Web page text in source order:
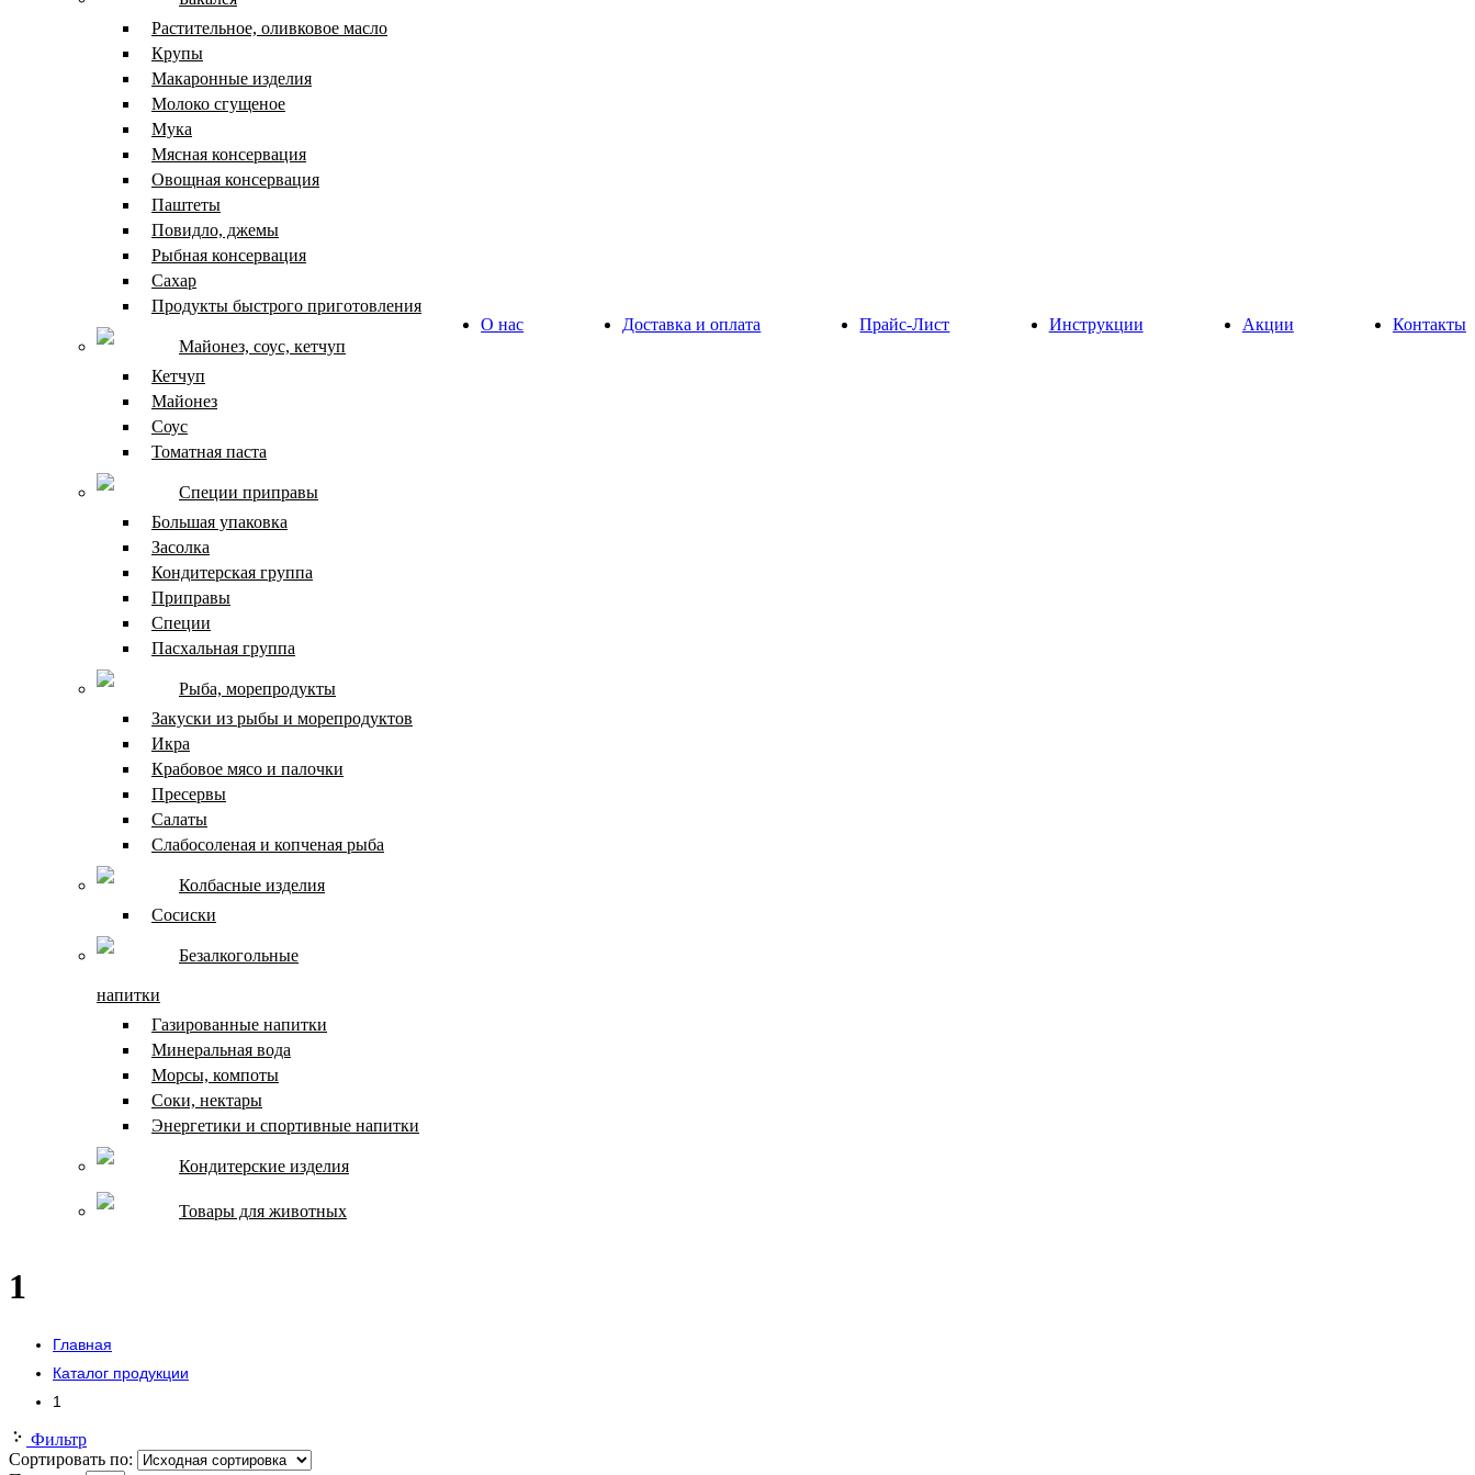
Растительное, оливковое масло
Крупы
Макаронные изделия
Молоко сгущеное
Мука
Мясная консервация
Овощная консервация
Паштеты
Повидло, джемы
Рыбная консервация
Сахар
Продукты быстрого приготовления
Майонез, соус, кетчуп
Кетчуп
Майонез
Соус
Томатная паста
Специи приправы
Большая упаковка
Засолка
Кондитерская группа
Приправы
Специи
Пасхальная группа
Рыба, морепродукты
Закуски из рыбы и морепродуктов
Икра
Крабовое мясо и палочки
Пресервы
Салаты
Слабосоленая и копченая рыба
Колбасные изделия
Сосиски
Безалкогольные
напитки
Газированные напитки
Минеральная вода
Морсы, компоты
Соки, нектары
Энергетики и спортивные напитки
Кондитерские изделия
Товары для животных
О нас Доставка и оплата Прайс-Лист Инструкции Акции Контакты
1
Главная
Каталог продукции
1
Фильтр
Сортировать по: